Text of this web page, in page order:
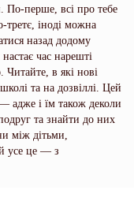
По-перше, всі про тебе
іноді можна
назад додому
час нарешті
Читайте, в які нові
та на дозвіллі. Цей
адже і їм також деколи
та знайти до них
між дітьми,
й усе це — з